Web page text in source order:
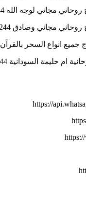
لوجه الله 0019852058244
وصادق 0019852058244
السحر بالقرآن 0019852058244
السودانية 0019852058244
https://